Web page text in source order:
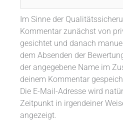
Im Sinne der
Kommentar zunächst von
gesichtet und danach
dem Absenden der
der angegebene Name im
deinem Kommentar
Die E-Mail-Adresse wird
Zeitpunkt in irgendeiner
angezeigt.